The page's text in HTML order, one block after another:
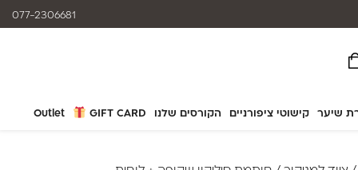
שיער קישוטי ציפורניים הקורסים שלנו GIFT CARD
Outlet
077-2306681